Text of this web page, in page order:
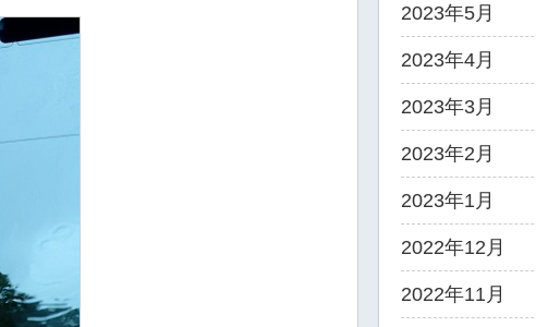
2023年5月
2023年4月
2023年3月
2023年2月
2023年1月
2022年12月
2022年11月